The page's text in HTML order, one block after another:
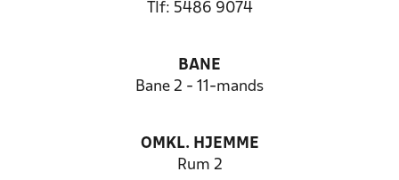
Tlf: 5486 9074
BANE
Bane 2 - 11-mands
OMKL. HJEMME
Rum 2